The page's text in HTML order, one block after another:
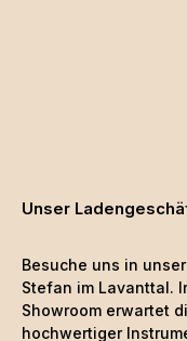
Unser
Besuche uns in
Stefan im Lavanttal.
Showroom erwartet
hochwertiger